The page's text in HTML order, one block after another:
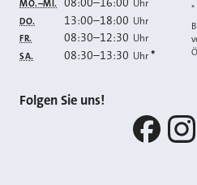
MO.–MI. 08:00–16:00 Uhr
DO. 13:00–18:00 Uhr
FR. 08:30–12:30 Uhr
SA. 08:30–13:30 Uhr *
*
Folgen Sie uns!